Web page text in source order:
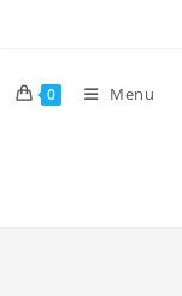
0 Menu